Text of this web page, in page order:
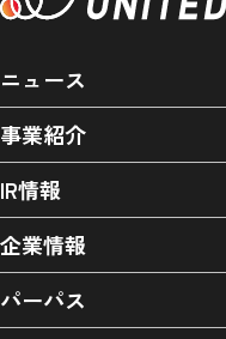
ニュース
事業紹介
IR情報
企業情報
パーパス